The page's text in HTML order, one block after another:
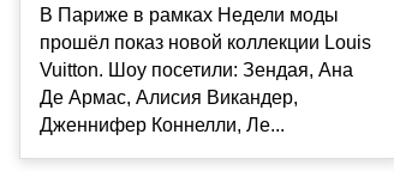
В Париже в рамках Недели моды
прошёл показ новой коллекции Louis
Vuitton. Шоу посетили: Зендая, Ана
Де Армас, Алисия Викандер,
Дженнифер Коннелли, Ле...